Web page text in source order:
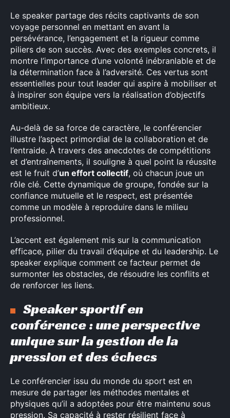
Le speaker partage des récits captivants de son
voyage personnel en mettant en avant la
persévérance, l’engagement et la rigueur comme
piliers de son succès. Avec des exemples concrets, il
montre l’importance d’une volonté inébranlable et de
la détermination face à l’adversité. Ces vertus sont
essentielles pour tout leader qui aspire à mobiliser et
à inspirer son équipe vers la réalisation d’objectifs
ambitieux.
Au-delà de sa force de caractère, le conférencier
illustre l’aspect primordial de la collaboration et de
l’entraide. À travers des anecdotes de compétitions
et d’entraînements, il souligne à quel point la réussite
est le fruit d’un effort collectif, où chacun joue un
rôle clé. Cette dynamique de groupe, fondée sur la
confiance mutuelle et le respect, est présentée
comme un modèle à reproduire dans le milieu
professionnel.
L’accent est également mis sur la communication
efficace, pilier du travail d’équipe et du leadership. Le
speaker explique comment ce facteur permet de
surmonter les obstacles, de résoudre les conflits et
de renforcer les liens.
Speaker sportif en
conférence : une perspective
unique sur la gestion de la
pression et des échecs
Le conférencier issu du monde du sport est en
mesure de partager les méthodes mentales et
physiques qu’il a adoptées pour être maintenu sous
pression. Sa capacité à rester résilient face à